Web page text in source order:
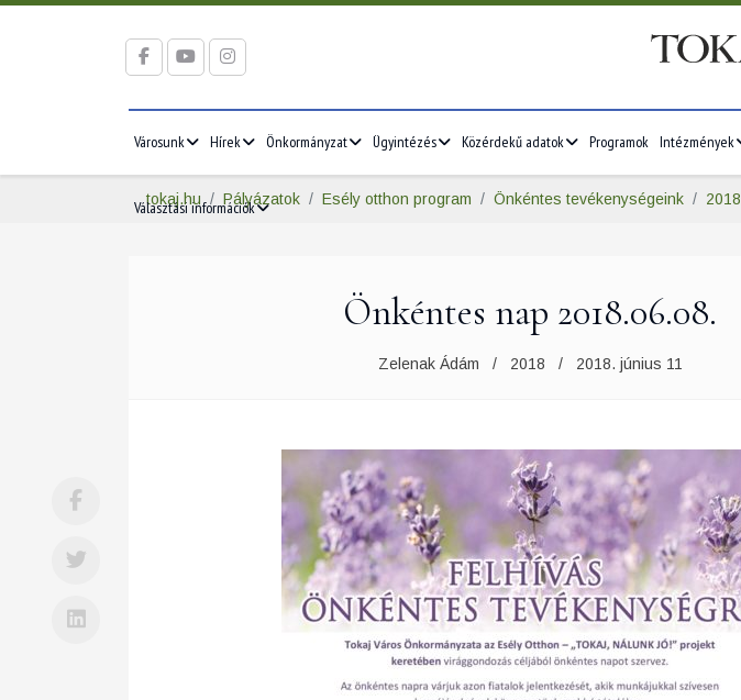
Városunk Hírek Önkormányzat Ügyintézés Közérdekű adatok Programok Intézmények
Választási információk
tokaj.hu Pályázatok Esély otthon program Önkéntes tevékenységeink 2018
Önkéntes nap 2018.06.08.
Zelenak Ádám 2018 2018. június 11